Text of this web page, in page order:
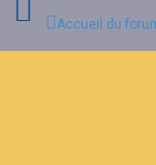
Accueil du